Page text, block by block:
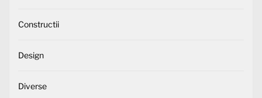
Constructii
Design
Diverse